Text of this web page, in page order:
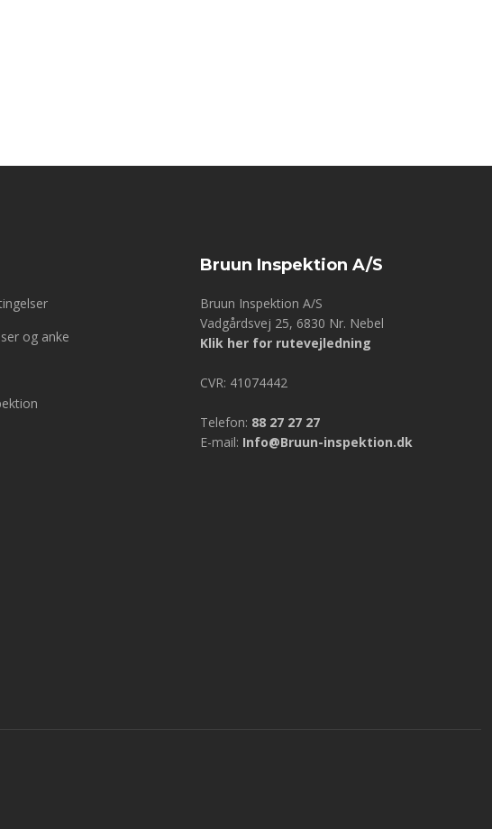
og anke
Bruun Inspektion A/S
Bruun Inspektion A/S
​​Vadgårdsvej 25, 6830 Nr. Nebel
Klik her for rutevejledning
CVR: 41074442
Telefon: 88 27 27 27
E-mail: Info@Bruun-inspektion.dk